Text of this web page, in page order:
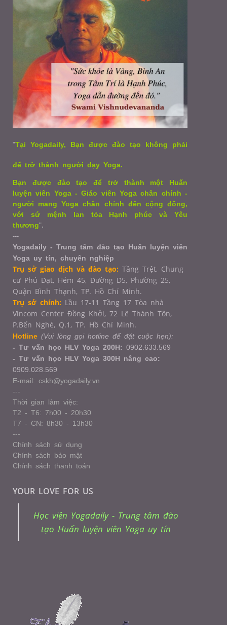
"Tại Yogadaily, Bạn được đào tạo không phải
để trở thành người dạy Yoga.
Bạn được đào tạo để trở thành một Huấn
luyện viên Yoga - Giáo viên Yoga chân chính -
người mang Yoga chân chính đến cộng đồng,
với sứ mệnh lan tỏa Hạnh phúc và Yêu
thương".
---
Yogadaily - Trung tâm đào tạo Huấn luyện viên
Yoga uy tín, chuyên nghiệp
Trụ sở giao dịch và đào tạo: Tầng Trệt, Chung
cư Phú Đạt, Hẻm 45, Đường D5, Phường 25,
Quận Bình Thạnh, TP. Hồ Chí Minh.
Trụ sở chính: Lầu 17-11 Tầng 17 Tòa nhà
Vincom Center Đồng Khởi, 72 Lê Thánh Tôn,
P.Bến Nghé, Q.1, TP. Hồ Chí Minh.
Hotline (Vui lòng gọi hotline để đặt cuộc hẹn):
- Tư vấn học HLV Yoga 200H: 0902.633.569
- Tư vấn học HLV Yoga 300H nâng cao:
0909.028.569
E-mail: cskh@yogadaily.vn
---
Thời gian làm việc:
T2 - T6: 7h00 - 20h30
T7 - CN: 8h30 - 13h30
---
Chính sách sử dụng
Chính sách bảo mật
Chính sách thanh toán
YOUR LOVE FOR US
Học viện Yogadaily - Trung tâm đào
tạo Huấn luyện viên Yoga uy tín